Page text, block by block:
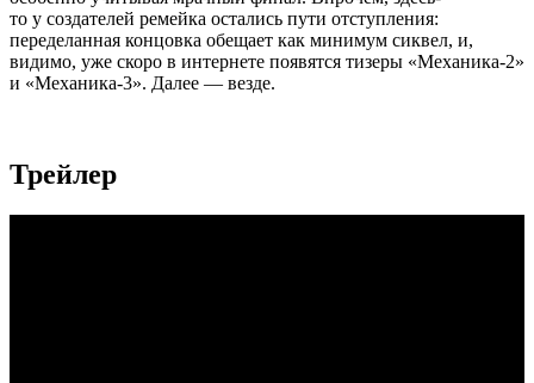
то у создателей ремейка остались пути отступления:
переделанная концовка обещает как минимум сиквел, и,
видимо, уже скоро в интернете появятся тизеры «Механика-2»
и «Механика-3». Далее — везде.
Трейлер